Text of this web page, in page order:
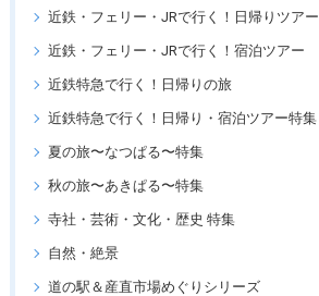
近鉄・フェリー・JRで行く！日帰りツアー
近鉄・フェリー・JRで行く！宿泊ツアー
近鉄特急で行く！日帰りの旅
近鉄特急で行く！日帰り・宿泊ツアー特集
夏の旅〜なつぱる〜特集
秋の旅〜あきぱる〜特集
寺社・芸術・文化・歴史 特集
自然・絶景
道の駅＆産直市場めぐりシリーズ